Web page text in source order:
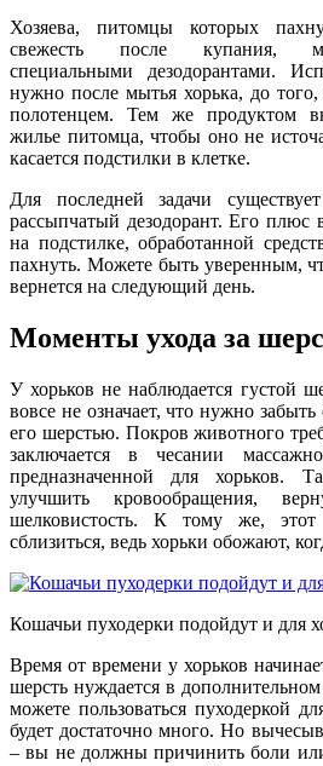
Хозяева, питомцы которых
свежесть после купания,
специальными дезодорантами.
нужно после мытья хорька, до того,
полотенцем. Тем же продуктом
жилье питомца, чтобы оно не
касается подстилки в клетке.
Для последней задачи
рассыпчатый дезодорант. Его плюс
на подстилке, обработанной
пахнуть. Можете быть уверенным,
вернется на следующий день.
Моменты ухода за
У хорьков не наблюдается густой
вовсе не означает, что нужно
его шерстью. Покров животного
заключается в чесании
предназначенной для хорьков.
улучшить кровообращения,
шелковистость. К тому же,
сблизиться, ведь хорьки обожают,
Кошачьи пуходерки подойдут и для
Время от времени у хорьков
шерсть нуждается в
можете пользоваться пуходеркой
будет достаточно много. Но
– вы не должны причинить боли